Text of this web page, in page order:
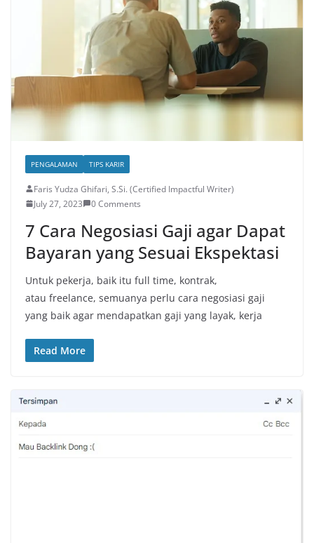
PENGALAMAN TIPS KARIR
Faris Yudza Ghifari, S.Si. (Certified Impactful Writer)
July 27, 2023
0 Comments
7 Cara Negosiasi Gaji agar Dapat
Bayaran yang Sesuai Ekspektasi
Untuk pekerja, baik itu full time, kontrak,
atau freelance, semuanya perlu cara negosiasi gaji
yang baik agar mendapatkan gaji yang layak, kerja
Read More